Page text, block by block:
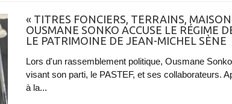
« TITRES FONCIERS, TERRAINS,
OUSMANE SONKO ACCUSE LE RÉGIME
LE PATRIMOINE DE JEAN-MICHEL SÈNE
Lors d'un rassemblement politique, Ousmane
visant son parti, le PASTEF, et ses collaborateurs.
à la...